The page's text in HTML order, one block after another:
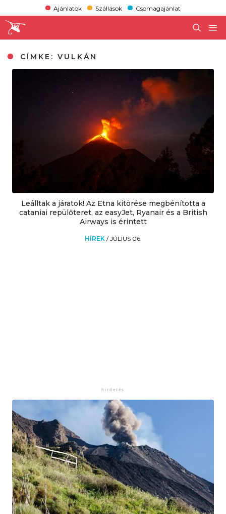
Ajánlatok Szállások Csomagajánlat
CÍMKE:VULKÁN
Leálltak a járatok! Az Etna kitörése megbénította a
cataniai repülőteret, az easyJet, Ryanair és a British
Airways is érintett
HÍREK /JÚLIUS 06.